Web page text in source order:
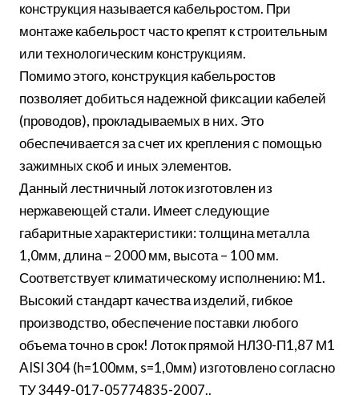
конструкция называется кабельростом. При
монтаже кабельрост часто крепят к строительным
или технологическим конструкциям.
Помимо этого, конструкция кабельростов
позволяет добиться надежной фиксации кабелей
(проводов), прокладываемых в них. Это
обеспечивается за счет их крепления с помощью
зажимных скоб и иных элементов.
Данный лестничный лоток изготовлен из
нержавеющей стали. Имеет следующие
габаритные характеристики: толщина металла
1,0мм, длина – 2000 мм, высота – 100 мм.
Соответствует климатическому исполнению: М1.
Высокий стандарт качества изделий, гибкое
производство, обеспечение поставки любого
объема точно в срок! Лоток прямой НЛ30-П1,87 М1
AISI 304 (h=100мм, s=1,0мм) изготовлено согласно
ТУ 3449-017-05774835-2007..